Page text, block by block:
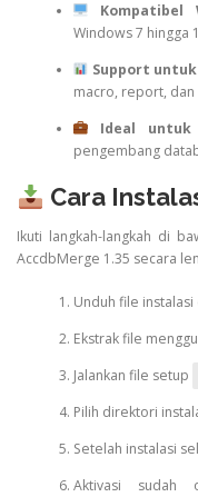
Kompatibel
Windows 7 hingga
Support untuk
macro, report,
Ideal untuk
pengembang
Cara
Ikuti langkah-langkah di
AccdbMerge 1.35 secara
Unduh file
Ekstrak file
Jalankan file setup
Pilih direktori
Setelah instalasi
Aktivasi sudah